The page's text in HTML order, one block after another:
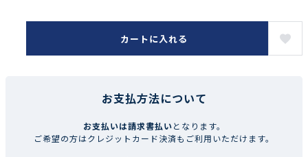
カートに入れる
お支払方法について
お支払いは請求書払いとなります。
ご希望の方はクレジットカード決済もご利用いただけます。